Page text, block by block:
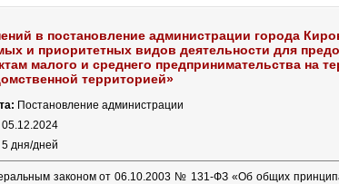
в постановление администрации города
и приоритетных видов деятельности для
малого и среднего предпринимательства на
территорией»
Постановление администрации
05.12.2024
5 дня/дней
законом от 06.10.2003 № 131-ФЗ «Об общих